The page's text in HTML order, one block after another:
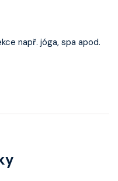
např. jóga, spa apod.